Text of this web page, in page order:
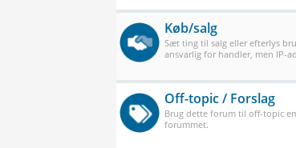
Køb/salg
Sæt ting til salg eller efterlys
ansvarlig for handler, men IP-
Off-topic / Forslag
Brug dette forum til off-topic
forummet.